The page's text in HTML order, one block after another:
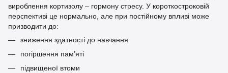
вироблення кортизолу – гормону стресу. У короткостроковій
перспективі це нормально, але при постійному впливі може
призводити до:
зниження здатності до навчання
погіршення пам’яті
підвищеної втоми